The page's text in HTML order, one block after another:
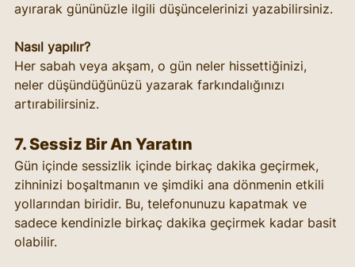
ayırarak gününüzle ilgili düşüncelerinizi yazabilirsiniz.
Nasıl yapılır?
Her sabah veya akşam, o gün neler hissettiğinizi,
neler düşündüğünüzü yazarak farkındalığınızı
artırabilirsiniz.
7. Sessiz Bir An Yaratın
Gün içinde sessizlik içinde birkaç dakika geçirmek,
zihninizi boşaltmanın ve şimdiki ana dönmenin etkili
yollarından biridir. Bu, telefonunuzu kapatmak ve
sadece kendinizle birkaç dakika geçirmek kadar basit
olabilir.